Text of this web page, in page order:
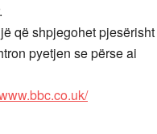
që shpjegohet pjesërisht
pyetjen se përse ai